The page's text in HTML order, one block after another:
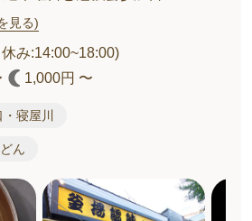
見る)
み:14:00~18:00)
1,000円 〜
寝屋川
ん